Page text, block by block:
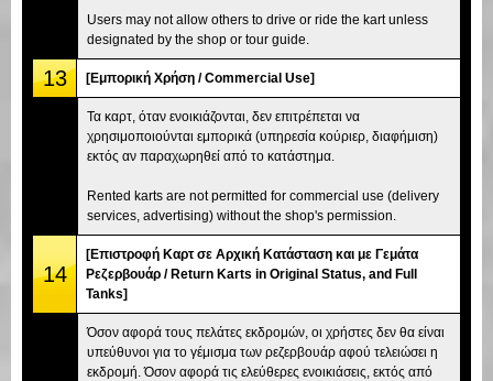
Users may not allow others to drive or ride the kart unless
designated by the shop or tour guide.
13 [Εμπορική Χρήση / Commercial Use]
Τα καρτ, όταν ενοικιάζονται, δεν επιτρέπεται να
χρησιμοποιούνται εμπορικά (υπηρεσία κούριερ, διαφήμιση)
εκτός αν παραχωρηθεί από το κατάστημα.
Rented karts are not permitted for commercial use (delivery
services, advertising) without the shop's permission.
14
[Επιστροφή Καρτ σε Αρχική Κατάσταση και με Γεμάτα
Ρεζερβουάρ / Return Karts in Original Status, and Full
Tanks]
Όσον αφορά τους πελάτες εκδρομών, οι χρήστες δεν θα είναι
υπεύθυνοι για το γέμισμα των ρεζερβουάρ αφού τελειώσει η
εκδρομή. Όσον αφορά τις ελεύθερες ενοικιάσεις, εκτός από